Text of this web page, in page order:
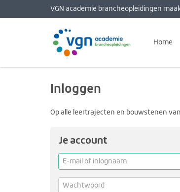
VGN academie brancheopleidingen
Home
Inloggen
Op alle leertrajecten en bouwstenen
Je account
E-
mail
of
inlognaam
Wachtwoord